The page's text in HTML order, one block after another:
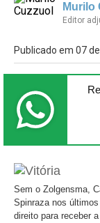
Murilo
Editor
Publicado em 07
Sem o Zolgensma,
Spinraza nos
direito para receber